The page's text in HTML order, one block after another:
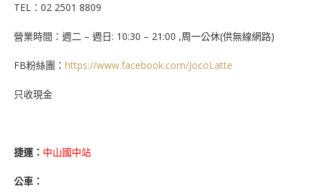
TEL：02 2501 8809
營業時間：週二 – 週日: 10:30 – 21:00 ,周一公休(供無線網路)
FB粉絲團： https://www.facebook.com/JocoLatte
只收現金
捷運： 中山國中站
公車：